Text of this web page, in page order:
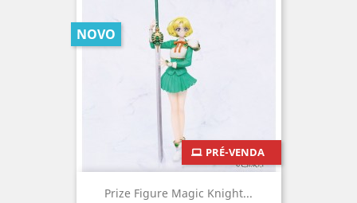
Prize Figure Magic Knight...
PRÉ-VENDA
NOVO